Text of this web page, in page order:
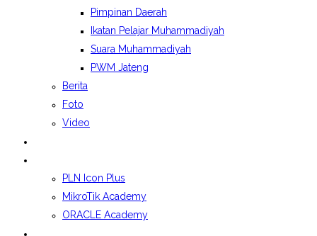
Pimpinan Daerah
Ikatan Pelajar Muhammadiyah
Suara Muhammadiyah
PWM Jateng
Berita
Foto
Video
PLN Icon Plus
MikroTik Academy
ORACLE Academy